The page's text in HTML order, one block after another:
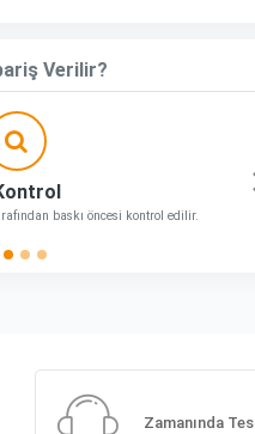
Verilir?
baskı öncesi kontrol edilir.
Zamanında